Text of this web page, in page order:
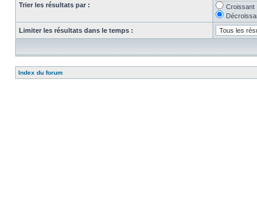
Trier les résultats par :
Croissant
Limiter les résultats dans le temps :
Index du forum